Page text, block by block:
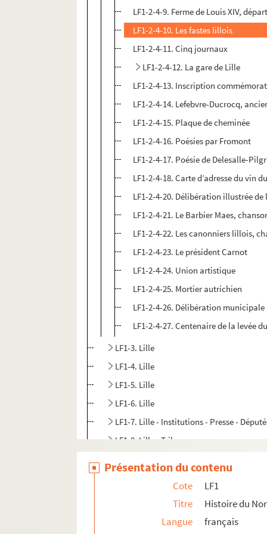
LF1-2-4-9. Ferme de Louis XIV,
LF1-2-4-10. Les fastes lillois
LF1-2-4-11. Cinq journaux
LF1-2-4-12. La gare de Lille
LF1-2-4-13. Inscription
LF1-2-4-14. Lefebvre-Ducrocq,
LF1-2-4-15. Plaque de cheminée
LF1-2-4-16. Poésies par Fromont
LF1-2-4-17. Poésie de Delesalle-
LF1-2-4-18. Carte d’adresse du vin
LF1-2-4-20. Délibération illustrée
LF1-2-4-21. Le Barbier Maes,
LF1-2-4-22. Les canonniers lillois,
LF1-2-4-23. Le président Carnot
LF1-2-4-24. Union artistique
LF1-2-4-25. Mortier autrichien
LF1-2-4-26. Délibération municipale
LF1-2-4-27. Centenaire de la levée
LF1-3. Lille
LF1-4. Lille
LF1-5. Lille
LF1-6. Lille
LF1-7. Lille - Institutions - Presse -
LF1-8. Lille - Tribunaux
Présentation du contenu
Cote
LF1
Titre
Histoire du
Langue
français